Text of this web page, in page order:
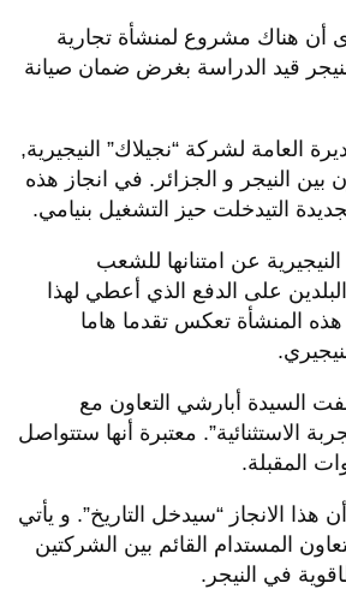
أن هناك مشروع لمنشأة تجارية
قيد الدراسة بغرض ضمان صيانة
العامة لشركة “نجيلاك” النيجيرية,
بين النيجر و الجزائر. في انجاز هذه
التيدخلت حيز التشغيل بنيامي.
عن امتنانها للشعب
على الدفع الذي أعطي لهذا
المنشأة تعكس تقدما هاما
السيدة أبارشي التعاون مع
الاستثنائية”. معتبرة أنها ستتواصل
المقبلة.
الانجاز “سيدخل التاريخ”. و يأتي
المستدام القائم بين الشركتين
في النيجر.